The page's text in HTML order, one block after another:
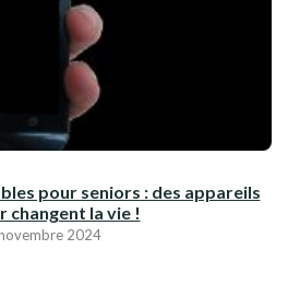
pour seniors : des appareils
changent la vie !
2024